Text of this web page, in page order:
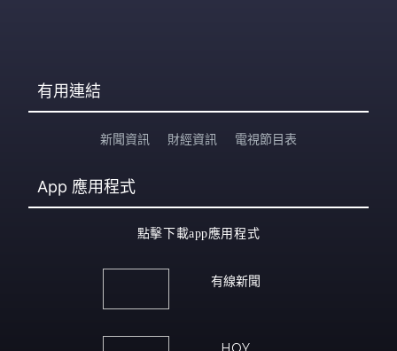
有用連結
新聞資訊 財經資訊 電視節目表
App 應用程式
點擊下載app應用程式
有線新聞